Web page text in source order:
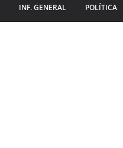
INF. GENERAL POLÍTICA